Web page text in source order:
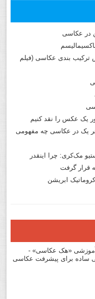
در عکاسی
ترکیب بندی عکاسی (فیلم
یک عکس را نقد کنیم
هر یک در عکاسی چه مفهومی
مک‌کری: چرا اینقدر
قرار گرفت
ابریشن
«هک عکاسی» -
ساده برای پیشرفت عکاسی